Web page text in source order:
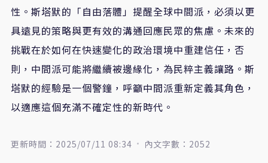
性。斯塔默的「自由落體」提醒全球中間派，必須以更
具遠見的策略與更有效的溝通回應民眾的焦慮。未來的
挑戰在於如何在快速變化的政治環境中重建信任，否
則，中間派可能將繼續被邊緣化，為民粹主義讓路。斯
塔默的經驗是一個警鐘，呼籲中間派重新定義其角色，
以適應這個充滿不確定性的新時代。
更新時間：2025/07/11 08:34 內文字數：2052